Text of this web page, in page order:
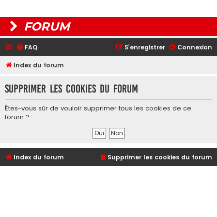
FORUM
FAQ Connexion
S’enregistrer
Index du forum
Supprimer les cookies du forum
Êtes-vous sûr de vouloir supprimer tous les cookies de ce
forum ?
Index du forum Supprimer les cookies du forum